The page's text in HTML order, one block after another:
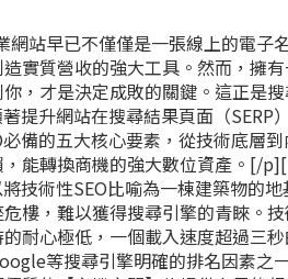
站早已不僅僅是一張線上的電子
實質營收的強大工具。然而，擁
，才是決定成敗的關鍵。這正是
提升網站在搜尋結果頁面（SERP
備的五大核心要素，從技術底層
能轉換商機的強大數位資產。[/
技術性SEO比喻為一棟建築物的
樓，難以獲得搜尋引擎的青睞。
耐心極低，一個載入速度超過三
等搜尋引擎明確的排名因素之